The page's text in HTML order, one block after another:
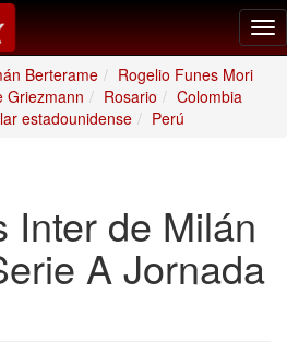
Berterame
Rogelio Funes Mori
Griezmann Rosario
Colombia
estadounidense Perú
Inter de Milán
A Jornada